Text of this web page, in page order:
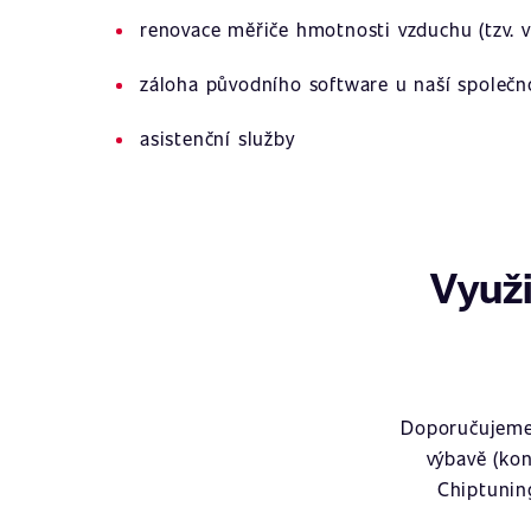
renovace měřiče hmotnosti vzduchu (tzv.
záloha původního software u naší
asistenční služby
výbavě